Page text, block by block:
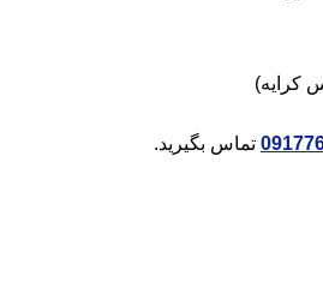
کرایه)
تماس بگیرید.